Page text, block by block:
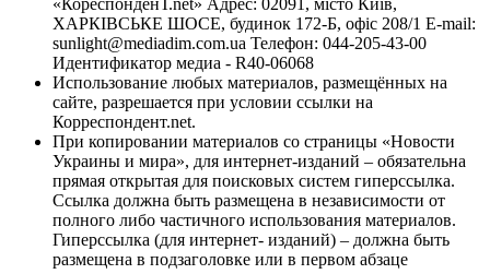
«КореспонденТ.net» Адрес: 02091, місто Київ,
ХАРКІВСЬКЕ ШОСЕ, будинок 172-Б, офіс 208/1 E-mail:
sunlight@mediadim.com.ua Телефон: 044-205-43-00
Идентификатор медиа - R40-06068
Использование любых материалов, размещённых на
сайте, разрешается при условии ссылки на
Корреспондент.net.
При копировании материалов со страницы «Новости
Украины и мира», для интернет-изданий – обязательна
прямая открытая для поисковых систем гиперссылка.
Ссылка должна быть размещена в независимости от
полного либо частичного использования материалов.
Гиперссылка (для интернет- изданий) – должна быть
размещена в подзаголовке или в первом абзаце